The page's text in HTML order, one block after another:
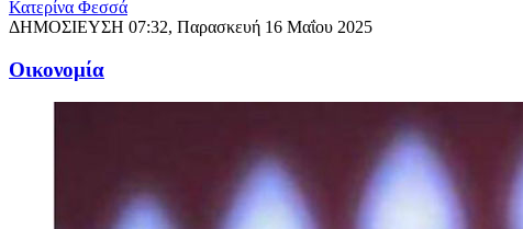
Κατερίνα Φεσσά
ΔΗΜΟΣΙΕΥΣΗ 07:32, Παρασκευή 16 Μαΐου 2025
Oικονομία